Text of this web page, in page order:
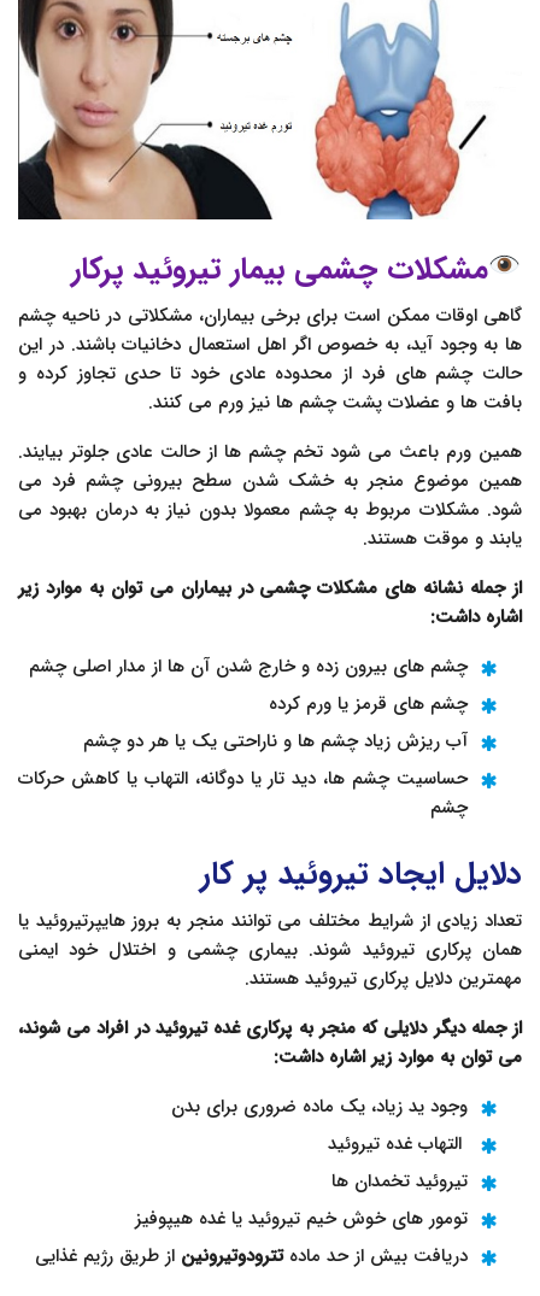
مشکلات چشمی بیمار تیروئید پرکار
گاهی اوقات ممکن است برای برخی بیماران، مشکلاتی در ناحیه چشم
ها به وجود آید، به خصوص اگر اهل استعمال دخانیات باشند. در این
حالت چشم های فرد از محدوده عادی خود تا حدی تجاوز کرده و
بافت ها و عضلات پشت چشم ها نیز ورم می کنند.
همین ورم باعث می شود تخم چشم ها از حالت عادی جلوتر بیایند.
همین موضوع منجر به خشک شدن سطح بیرونی چشم فرد می
شود. مشکلات مربوط به چشم معمولا بدون نیاز به درمان بهبود می
یابند و موقت هستند.
از جمله نشانه های مشکلات چشمی در بیماران می توان به موارد زیر
اشاره داشت:
چشم های بیرون زده و خارج شدن آن ها از مدار اصلی چشم
چشم های قرمز یا ورم کرده
آب ریزش زیاد چشم ها و ناراحتی یک یا هر دو چشم
حساسیت چشم ها، دید تار یا دوگانه، التهاب یا کاهش حرکات
چشم
دلایل ایجاد تیروئید پر کار
تعداد زیادی از شرایط مختلف می توانند منجر به بروز هایپرتیروئید یا
همان پرکاری تیروئید شوند. بیماری چشمی و اختلال خود ایمنی
مهمترین دلایل پرکاری تیروئید هستند.
از جمله دیگر دلایلی که منجر به پرکاری غده تیروئید در افراد می شوند،
می توان به موارد زیر اشاره داشت:
وجود ید زیاد، یک ماده ضروری برای بدن
التهاب غده تیروئید
تیروئید تخمدان ها
تومور های خوش خیم تیروئید یا غده هیپوفیز
دریافت بیش از حد مادهتترودوتیرونین از طریق رژیم غذایی